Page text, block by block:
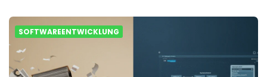
SOFTWAREENTWICKLUNG